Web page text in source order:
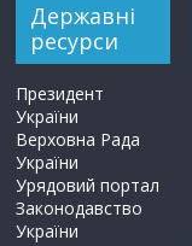
Державні
ресурси
Президент
України
Верховна Рада
України
Урядовий портал
Законодавство
України